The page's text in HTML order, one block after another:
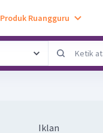
Produk Ruangguru
Iklan